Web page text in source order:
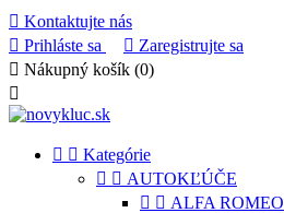
 Kontaktujte nás
 Prihláste sa  Zaregistrujte sa
 Nákupný košík (0)

  Kategórie
  AUTOKĽÚČE
  ALFA ROMEO